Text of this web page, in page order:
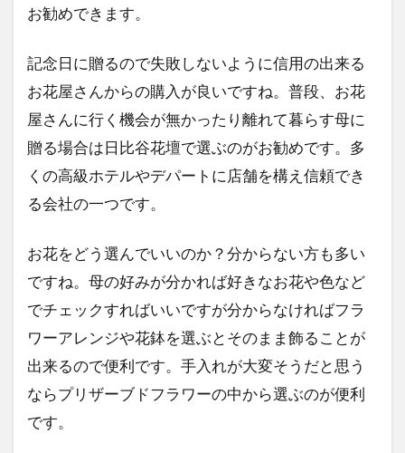
お勧めできます。
記念日に贈るので失敗しないように信用の出来る
お花屋さんからの購入が良いですね。普段、お花
屋さんに行く機会が無かったり離れて暮らす母に
贈る場合は日比谷花壇で選ぶのがお勧めです。多
くの高級ホテルやデパートに店舗を構え信頼でき
る会社の一つです。
お花をどう選んでいいのか？分からない方も多い
ですね。母の好みが分かれば好きなお花や色など
でチェックすればいいですが分からなければフラ
ワーアレンジや花鉢を選ぶとそのまま飾ることが
出来るので便利です。手入れが大変そうだと思う
ならプリザーブドフラワーの中から選ぶのが便利
です。